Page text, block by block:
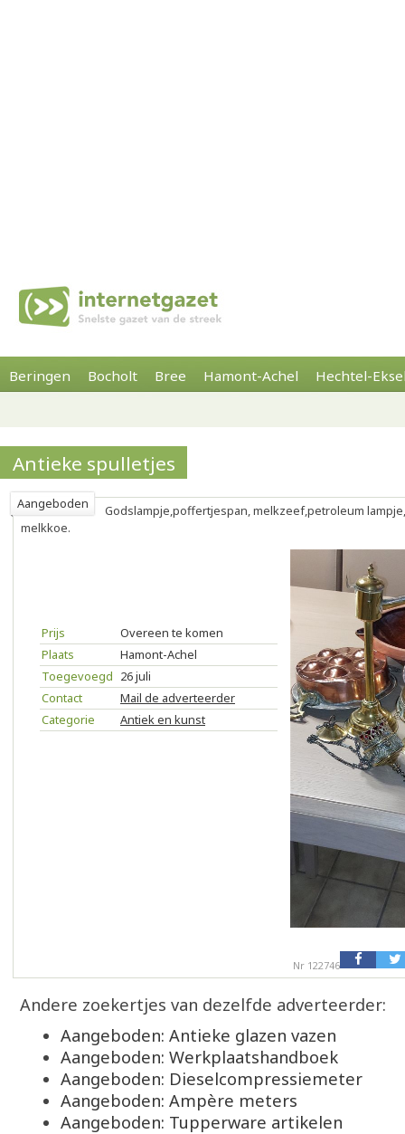
Beringen Bocholt Bree Hamont-Achel Hechtel-
Antieke spulletjes
Aangeboden
Godslampje,poffertjespan, melkzeef,petroleum
melkkoe.
Prijs
Overeen te komen
Plaats
Hamont-Achel
Toegevoegd 26 juli
Contact
Mail de adverteerder
Categorie
Antiek en kunst
Nr 122746
Andere zoekertjes van dezelfde adverteerder:
Aangeboden: Antieke glazen vazen
Aangeboden: Werkplaatshandboek
Aangeboden: Dieselcompressiemeter
Aangeboden: Ampère meters
Aangeboden: Tupperware artikelen